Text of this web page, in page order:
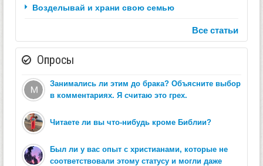
Возделывай и храни свою семью
Все статьи
Опросы
Занимались ли этим до брака? Объясните выбор
в комментариях. Я считаю это грех.
Читаете ли вы что-нибудь кроме Библии?
Был ли у вас опыт с христианами, которые не
соответствовали этому статусу и могли даже